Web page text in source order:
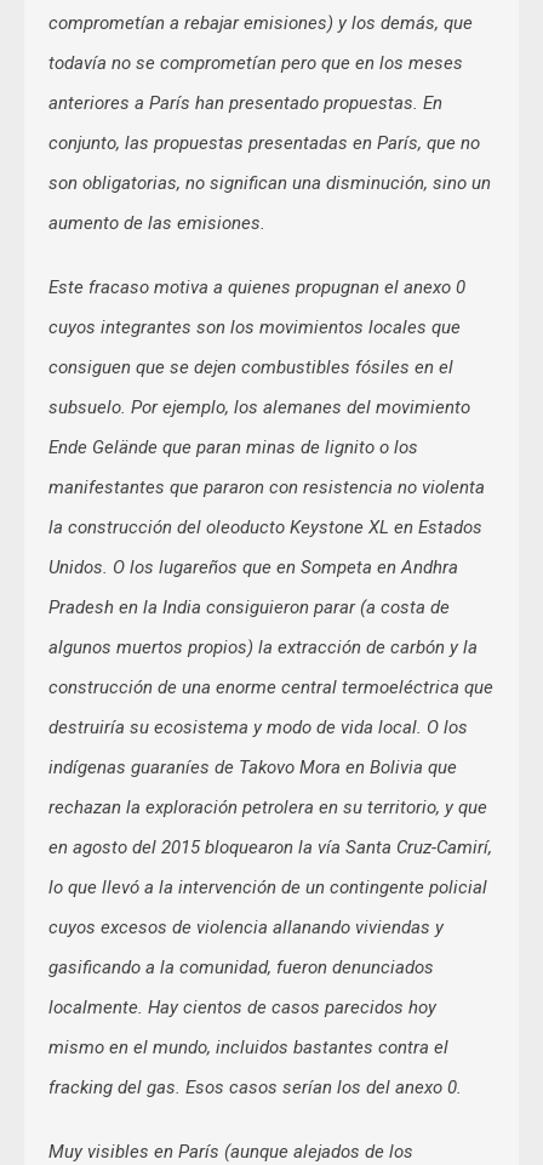
comprometían a rebajar emisiones) y los demás, que
todavía no se comprometían pero que en los meses
anteriores a París han presentado propuestas. En
conjunto, las propuestas presentadas en París, que no
son obligatorias, no significan una disminución, sino un
aumento de las emisiones.
Este fracaso motiva a quienes propugnan el anexo 0
cuyos integrantes son los movimientos locales que
consiguen que se dejen combustibles fósiles en el
subsuelo. Por ejemplo, los alemanes del movimiento
Ende Gelände que paran minas de lignito o los
manifestantes que pararon con resistencia no violenta
la construcción del oleoducto Keystone XL en Estados
Unidos. O los lugareños que en Sompeta en Andhra
Pradesh en la India consiguieron parar (a costa de
algunos muertos propios) la extracción de carbón y la
construcción de una enorme central termoeléctrica que
destruiría su ecosistema y modo de vida local. O los
indígenas guaraníes de Takovo Mora en Bolivia que
rechazan la exploración petrolera en su territorio, y que
en agosto del 2015 bloquearon la vía Santa Cruz-Camirí,
lo que llevó a la intervención de un contingente policial
cuyos excesos de violencia allanando viviendas y
gasificando a la comunidad, fueron denunciados
localmente. Hay cientos de casos parecidos hoy
mismo en el mundo, incluidos bastantes contra el
fracking del gas. Esos casos serían los del anexo 0.
Muy visibles en París (aunque alejados de los